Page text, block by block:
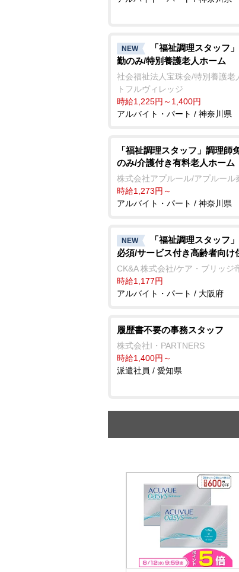
NEW
「福祉調理スタッフ
勤のみ/特別養護老人ホーム
社会福祉法人宝珠会/特別養護老
トフルヴィレッジ
時給1,225円～1,400円
アルバイト・パート / 神奈川県
「福祉調理スタッフ」調理師
のみ/介護付き有料老人ホーム
株式会社アプルール/アプルール
時給1,273円～
アルバイト・パート / 神奈川県
NEW
「福祉調理スタッフ
必須/サービス付き高齢者向け
CK&A 株式会社/ケア・ブリッジ
時給1,177円
アルバイト・パート / 大阪府
履歴書不要の事務スタッフ
株式会社I・PARTNERS
時給1,400円～
派遣社員 / 愛知県